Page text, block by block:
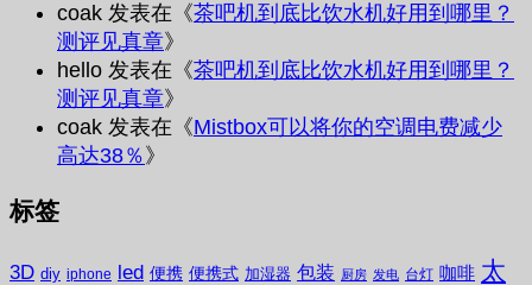
coak 发表在《茶吧机到底比饮水机好用到哪里？
测评见真章》
hello 发表在《茶吧机到底比饮水机好用到哪里？
测评见真章》
coak 发表在《Mistbox可以将你的空调电费减少
高达38％ 》
标签
3D diy iphone led 便携 便携式 加湿器 包装 厨房 发电 台灯 咖啡 太